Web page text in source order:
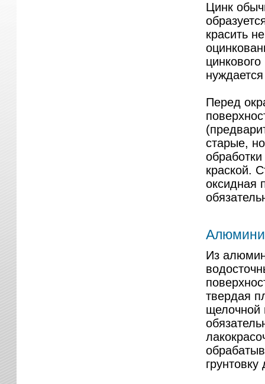
Цинк
красить
Перед
старые,
краской.
оксидная
Из
твердая
щелочной